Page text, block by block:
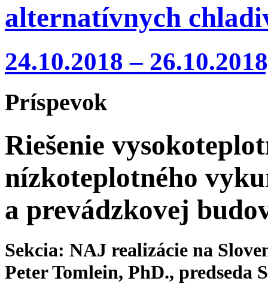
alternatívnych
24.10.2018 –
Príspevok
Riešenie
nízkoteplotného
a prevádzkovej
Sekcia: NAJ realizácie na
Peter Tomlein, PhD., predseda